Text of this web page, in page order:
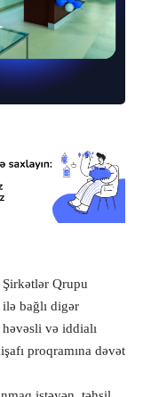
Şirkətlər Qrupu
bağlı digər
və iddialı
proqramına dəvət